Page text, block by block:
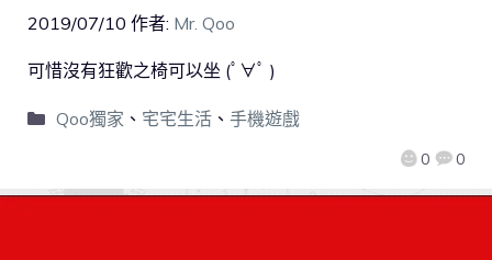
2019/07/10 作者: Mr. Qoo
0 0
可惜沒有狂歡之椅可以坐 (ﾟ∀ﾟ )
Qoo獨家 、 宅宅生活、 手機遊戲